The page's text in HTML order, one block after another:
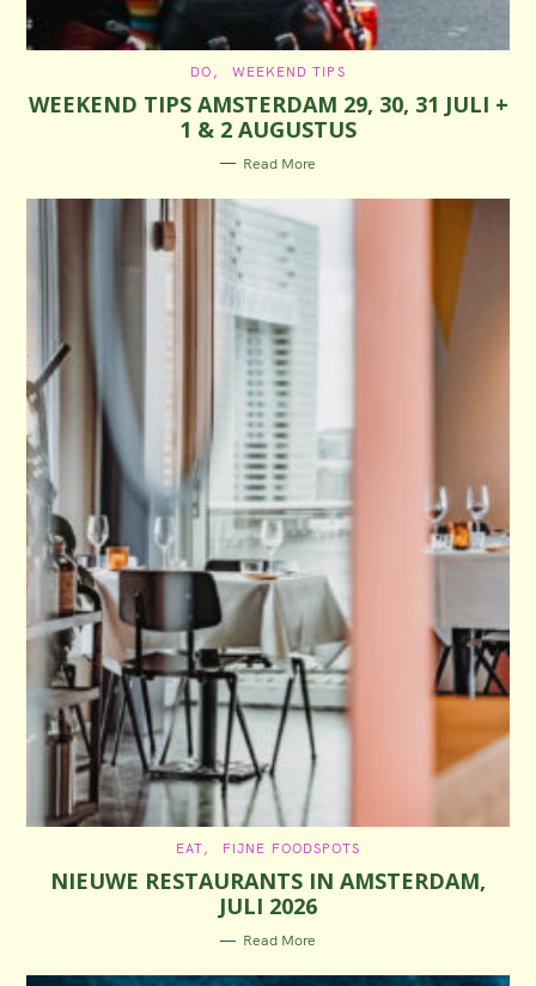
C
T
E
G
O
R
I
DO WEEKEND TIPS
WEEKEND TIPS AMSTERDAM 29, 30, 31 JULI +
1 & 2 AUGUSTUS
Read More
C
T
E
G
O
R
I
S
EAT FIJNE FOODSPOTS
NIEUWE RESTAURANTS IN AMSTERDAM,
JULI 2026
Read More